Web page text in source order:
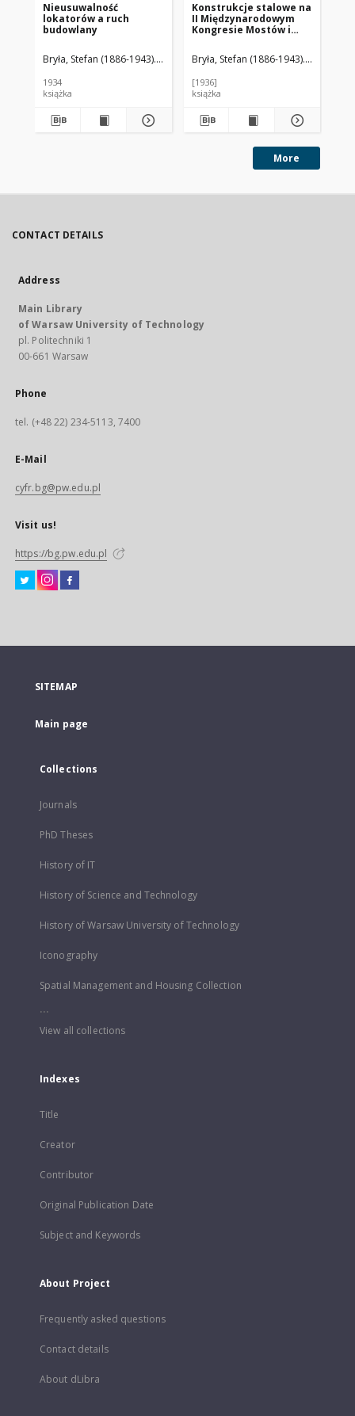
Nieusuwalność
lokatorów a ruch
budowlany
Bryła, Stefan (1886-1943). Autor
1934
książka
Konstrukcje stalowe na
II Międzynarodowym
Kongresie Mostów i
Inżynierskich w Berlinie
1936 r.
Bryła, Stefan (1886-1943). Autor
[1936]
książka
More
CONTACT DETAILS
Address
Main Library
of Warsaw University of Technology
pl. Politechniki 1
00-661 Warsaw
Phone
tel. (+48 22) 234-5113, 7400
E-Mail
cyfr.bg@pw.edu.pl
Visit us!
https://bg.pw.edu.pl
SITEMAP
Main page
Collections
Journals
PhD Theses
History of IT
History of Science and Technology
History of Warsaw University of Technology
Iconography
Spatial Management and Housing Collection
...
View all collections
Indexes
Title
Creator
Contributor
Original Publication Date
Subject and Keywords
About Project
Frequently asked questions
Contact details
About dLibra